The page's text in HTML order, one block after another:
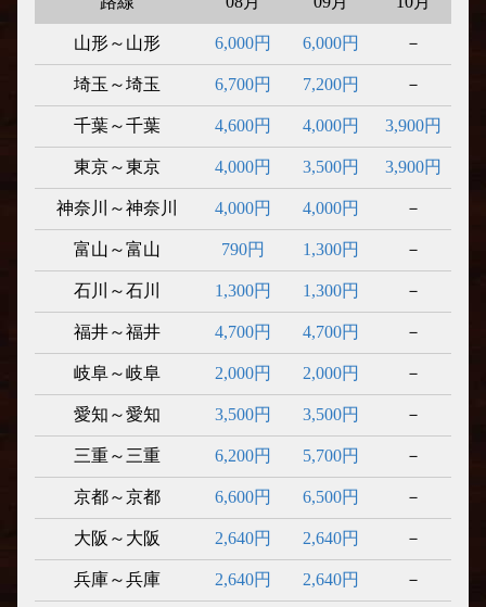
山形～山形 6,000円 6,000円 －
埼玉～埼玉 6,700円 7,200円 －
千葉～千葉 4,600円 4,000円 3,900円
東京～東京 4,000円 3,500円 3,900円
神奈川～神奈川 4,000円 4,000円 －
富山～富山 790円 1,300円 －
石川～石川 1,300円 1,300円 －
福井～福井 4,700円 4,700円 －
岐阜～岐阜 2,000円 2,000円 －
愛知～愛知 3,500円 3,500円 －
三重～三重 6,200円 5,700円 －
京都～京都 6,600円 6,500円 －
大阪～大阪 2,640円 2,640円 －
兵庫～兵庫 2,640円 2,640円 －